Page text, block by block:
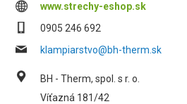
www.strechy-eshop.sk
0905 246 692
klampiarstvo@bh-therm.sk
BH - Therm, spol. s r. o.
Víťazná 181/42